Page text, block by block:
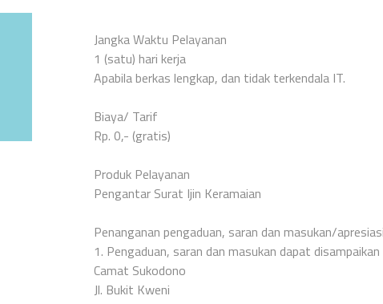
Jangka Waktu Pelayanan
1 (satu) hari kerja
Apabila berkas lengkap, dan tidak terkendala IT.
Biaya/ Tarif
Rp. 0,- (gratis)
Produk Pelayanan
Pengantar Surat Ijin Keramaian
Penanganan pengaduan, saran dan masukan/apresiasi
1. Pengaduan, saran dan masukan dapat
Camat Sukodono
Jl. Bukit Kweni